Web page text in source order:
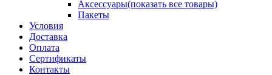
Аксессуары(показать все товары)
Пакеты
Условия
Доставка
Оплата
Сертификаты
Контакты